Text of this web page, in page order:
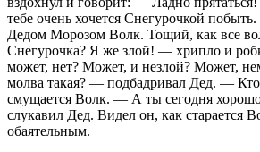
тебе очень хочется Снегурочкой
Дедом Морозом Волк. Тощий, как все
Снегурочка? Я же злой! — хрипло и
может, нет? Может, и незлой? Может,
молва такая? — подбадривал Дед. —
смущается Волк. — А ты сегодня
слукавил Дед. Видел он, как старается
обаятельным.